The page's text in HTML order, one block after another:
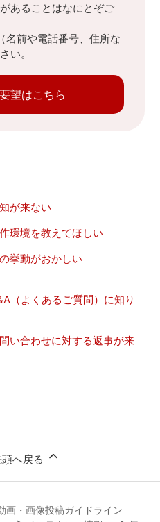
あることはなにとぞご
名前や電話番号、住所な
い。
望はこちら
が来ない
環境を教えてほしい
挙動がおかしい
（よくあるご質問）に知り
い合わせに対する返事が来
へ戻る
画・画像投稿ガイドライン